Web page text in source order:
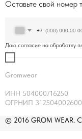
Gromwear
ИНН 504000716250
ОГРНИП
© 2016 GROM WEAR.
Оставьте свой номер
+7
Даю согласие на обработку